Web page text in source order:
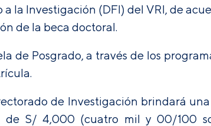
a la Investigación (DFI) del VRI, de
de la beca doctoral.
de Posgrado, a través de los
de Investigación brindará
de S/ 4,000 (cuatro mil y 00/100